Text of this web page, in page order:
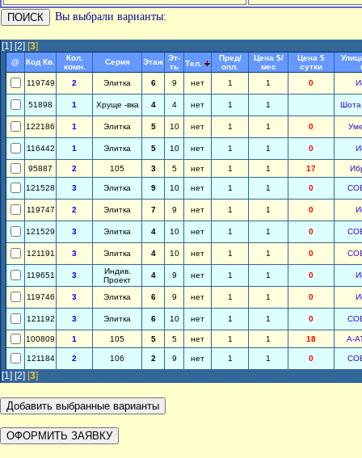
Вы выбрали варианты:
[1] [2] [3]
@ Код Кв.
Кол.
комн.
Серия Этаж Эт-
ть
Тел.
Пред/
опл.
Цена $/
мес
Цена $
сутки
119749
2 Элитка 6 9 нет 1 1 0
51898 1 Хруще -вка 4 4 нет 1 1 Шота
122186 1 Элитка 5 10 нет 1 1 0
116442 1 Элитка 5 10 нет 1 1 0
95887 2 105 3 5 нет 1 1 17
121528 3 Элитка 9 10 нет 1 1 0
119747 2 Элитка 7 9 нет 1 1 0
121529 3 Элитка 4 10 нет 1 1 0
121191 3 Элитка 4 10 нет 1 1 0
119651 3
Индив.
Проект
4 9 нет 1 1 0
119746 3 Элитка 6 9 нет 1 1 0
121192 3 Элитка 6 10 нет 1 1 0
100809 1 105 5 5 нет 1 1 18 А-
121184 2 106 2 9 нет 1 1 0
[1] [2] [3]